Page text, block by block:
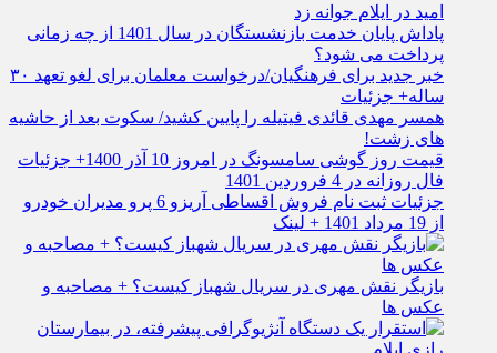
امید در ایلام جوانه زد
پاداش پایان خدمت بازنشستگان در سال 1401 از چه زمانی
پرداخت می شود؟
خبر جدید برای فرهنگیان/درخواست معلمان برای لغو تعهد ۳۰
ساله+ جزئیات
همسر مهدی قائدی فیتیله را پایین کشید/ سکوت بعد از حاشیه
های زشت!
قیمت روز گوشی سامسونگ در امروز 10 آذر 1400+ جزئیات
فال روزانه در 4 فروردین 1401
جزئیات ثبت نام فروش اقساطی آریزو 6 پرو مدیران خودرو
از 19 مرداد 1401 + لینک
بازیگر نقش مهری در سریال شهباز کیست؟ + مصاحبه و
عکس ها